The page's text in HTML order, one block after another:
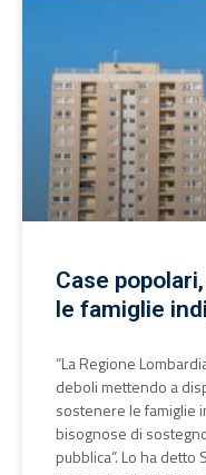
Case
le famiglie
“La Regione
deboli mettendo a
sostenere le famiglie
bisognose di
pubblica”. Lo ha